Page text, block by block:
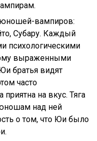
вампиров:
Субару. Каждый
психологическими
выраженными
братья видят
часто
на вкус. Тяга
над ней
о том, что Юи было